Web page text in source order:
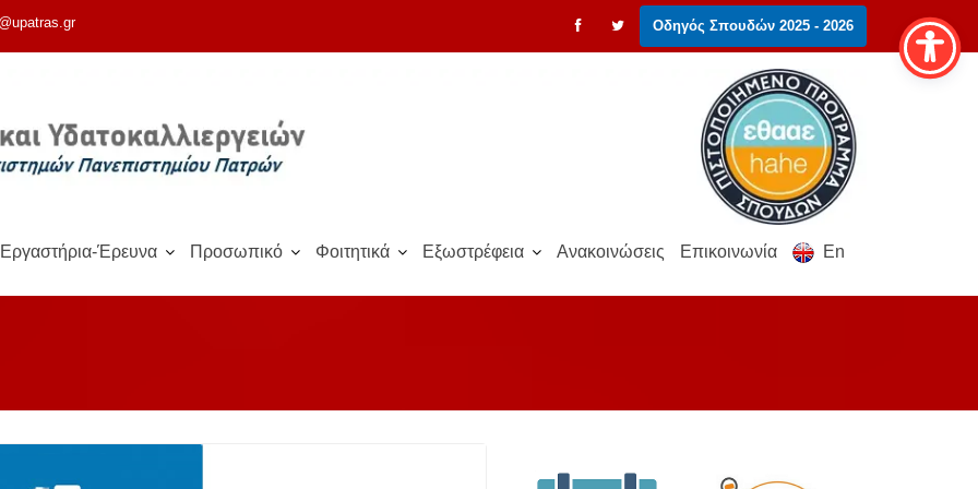
Οδηγός Σπουδών 2025 - 2026
Εργαστήρια-Έρευνα Προσωπικό Φοιτητικά Εξωστρέφεια Ανακοινώσεις Επικοινωνία En